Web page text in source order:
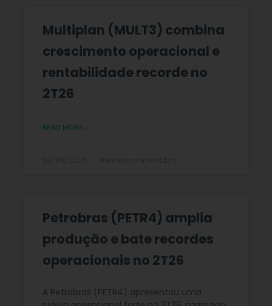
Multiplan (MULT3) combina
crescimento operacional e
rentabilidade recorde no
2T26
READ MORE »
Petrobras (PETR4) amplia
produção e bate recordes
operacionais no 2T26
A Petrobras (PETR4) apresentou uma